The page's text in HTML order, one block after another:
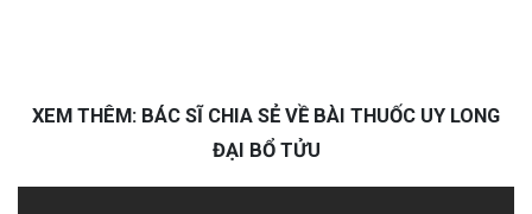
XEM THÊM: BÁC SĨ CHIA SẺ VỀ BÀI THUỐC UY LONG
ĐẠI BỔ TỬU